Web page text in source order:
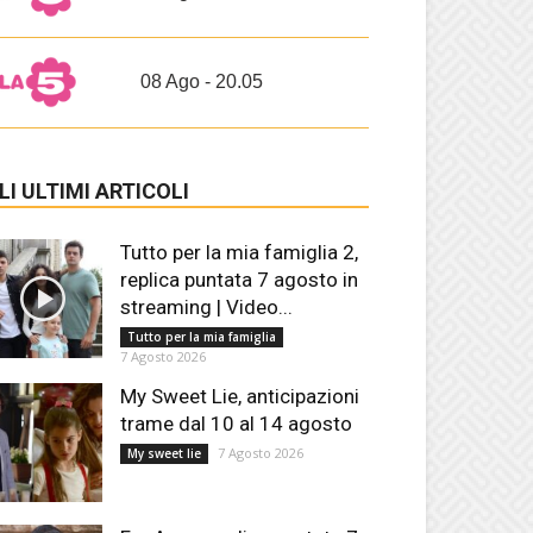
08 Ago - 20.05
ULTIMI ARTICOLI
Tutto per la mia famiglia 2,
replica puntata 7 agosto in
streaming | Video...
Tutto per la mia famiglia
7 Agosto 2026
My Sweet Lie, anticipazioni
trame dal 10 al 14 agosto
My sweet lie 7 Agosto 2026